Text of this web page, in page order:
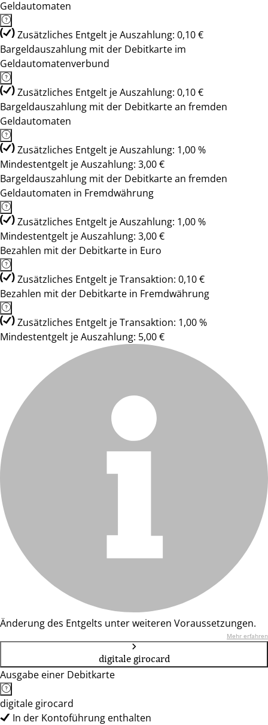
Geldautomaten
Zusätzliches Entgelt je Auszahlung: 0,10 €
Bargeldauszahlung mit der Debitkarte im
Geldautomatenverbund
Zusätzliches Entgelt je Auszahlung: 0,10 €
Bargeldauszahlung mit der Debitkarte an fremden
Geldautomaten
Zusätzliches Entgelt je Auszahlung: 1,00 %
Mindestentgelt je Auszahlung: 3,00 €
Bargeldauszahlung mit der Debitkarte an fremden
Geldautomaten in Fremdwährung
Zusätzliches Entgelt je Auszahlung: 1,00 %
Mindestentgelt je Auszahlung: 3,00 €
Bezahlen mit der Debitkarte in Euro
Zusätzliches Entgelt je Transaktion: 0,10 €
Bezahlen mit der Debitkarte in Fremdwährung
Zusätzliches Entgelt je Transaktion: 1,00 %
Mindestentgelt je Auszahlung: 5,00 €
Änderung des Entgelts unter weiteren Voraussetzungen.
Mehr erfahren
digitale girocard
Ausgabe einer Debitkarte
digitale girocard
In der Kontoführung enthalten